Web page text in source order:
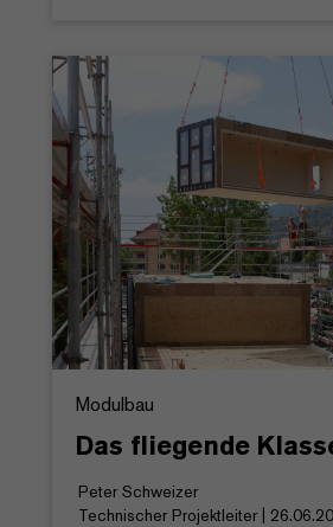
Modulbau
Das fliegende
Peter Schweizer
Technischer Projektleiter |